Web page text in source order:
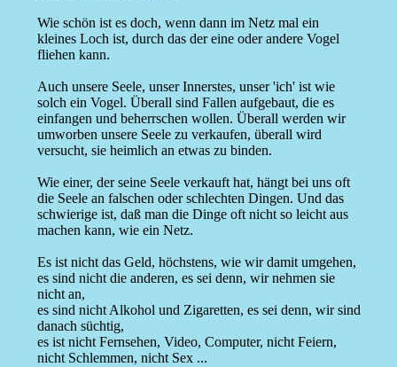
Wie schön ist es doch, wenn dann im Netz mal ein
kleines Loch ist, durch das der eine oder andere Vogel
fliehen kann.
Auch unsere Seele, unser Innerstes, unser 'ich' ist wie
solch ein Vogel. Überall sind Fallen aufgebaut, die es
einfangen und beherrschen wollen. Überall werden wir
umworben unsere Seele zu verkaufen, überall wird
versucht, sie heimlich an etwas zu binden.
Wie einer, der seine Seele verkauft hat, hängt bei uns oft
die Seele an falschen oder schlechten Dingen. Und das
schwierige ist, daß man die Dinge oft nicht so leicht aus
machen kann, wie ein Netz.
Es ist nicht das Geld, höchstens, wie wir damit umgehen,
es sind nicht die anderen, es sei denn, wir nehmen sie
nicht an,
es sind nicht Alkohol und Zigaretten, es sei denn, wir sind
danach süchtig,
es ist nicht Fernsehen, Video, Computer, nicht Feiern,
nicht Schlemmen, nicht Sex ...